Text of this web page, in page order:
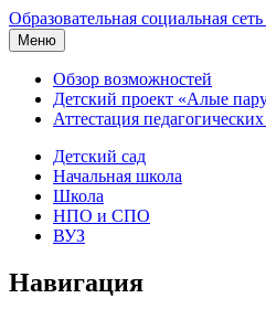
Образовательная социальная сеть
Меню
Обзор возможностей
Детский проект «Алые
Аттестация
Детский сад
Начальная школа
Школа
НПО и СПО
ВУЗ
Навигация